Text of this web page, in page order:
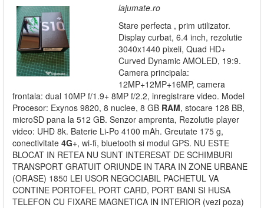
lajumate.ro
Stare perfecta , prim utilizator.
Display curbat, 6.4 inch, rezolutie
3040x1440 pixeli, Quad HD+
Curved Dynamic AMOLED, 19:9.
Camera principala:
12MP+12MP+16MP, camera
frontala: dual 10MP f/1.9+ 8MP f/2.2, inregistrare video. Model
Procesor: Exynos 9820, 8 nuclee, 8 GB RAM, stocare 128 BB,
microSD pana la 512 GB. Senzor amprenta, Rezolutie player
video: UHD 8k. Baterie Li-Po 4100 mAh. Greutate 175 g,
conectivitate 4G+, wi-fi, bluetooth si modul GPS. NU ESTE
BLOCAT IN RETEA NU SUNT INTERESAT DE SCHIMBURI
TRANSPORT GRATUIT ORIUNDE IN TARA IN ZONE URBANE
(ORASE) 1850 LEI USOR NEGOCIABIL PACHETUL VA
CONTINE PORTOFEL PORT CARD, PORT BANI SI HUSA
TELEFON CU FIXARE MAGNETICA IN INTERIOR (vezi poza)